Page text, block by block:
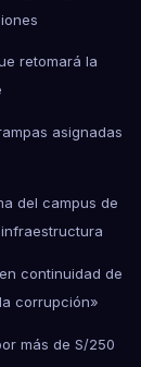
retomará la
asignadas
del campus de
continuidad de
corrupción»
más de S/250